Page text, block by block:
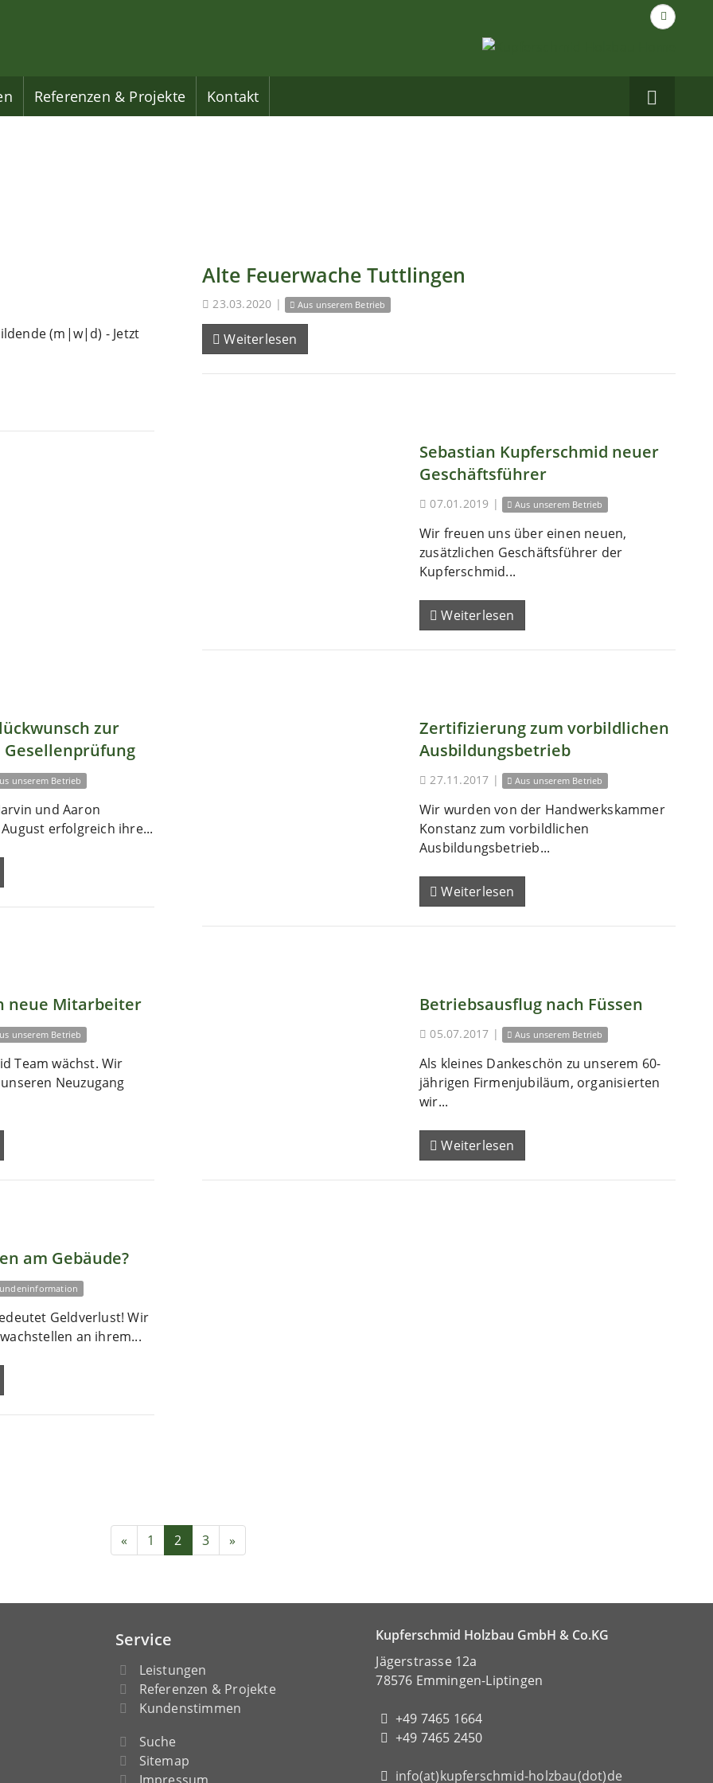
Suche
nach...
Referenzen & Projekte Kontakt
auf
(m|w|d) - Jetzt
Alte Feuerwache Tuttlingen
23.03.2020 | Aus unserem Betrieb
Weiterlesen
Sebastian Kupferschmid neuer
Geschäftsführer
07.01.2019 | Aus unserem Betrieb
Wir freuen uns über einen neuen,
zusätzlichen Geschäftsführer der
Kupferschmid...
Weiterlesen
zur
unserem Betrieb
und Aaron
erfolgreich ihre...
Zertifizierung zum vorbildlichen
Ausbildungsbetrieb
27.11.2017 | Aus unserem Betrieb
Wir wurden von der Handwerkskammer
Konstanz zum vorbildlichen
Ausbildungsbetrieb...
Weiterlesen
neue Mitarbeiter
unserem Betrieb
Team wächst. Wir
Neuzugang
Betriebsausflug nach Füssen
05.07.2017 | Aus unserem Betrieb
Als kleines Dankeschön zu unserem 60-
jährigen Firmenjubiläum, organisierten
wir...
Weiterlesen
am Gebäude?
Geldverlust! Wir
an ihrem...
« 1 2 3 »
Service
Leistungen
Referenzen & Projekte
Kundenstimmen
Suche
Sitemap
Kupferschmid Holzbau GmbH & Co.KG
Jägerstrasse 12a
78576 Emmingen-Liptingen
+49 7465 1664
+49 7465 2450
info(at)kupferschmid-holzbau(dot)de